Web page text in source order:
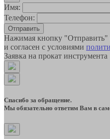
Имя:
Телефон:
Отправить
Нажимая кнопку "Отправить"
и согласен с условиями
Заявка на прокат инструмента
Спасибо за обращение.
Мы обязательно ответим Вам в